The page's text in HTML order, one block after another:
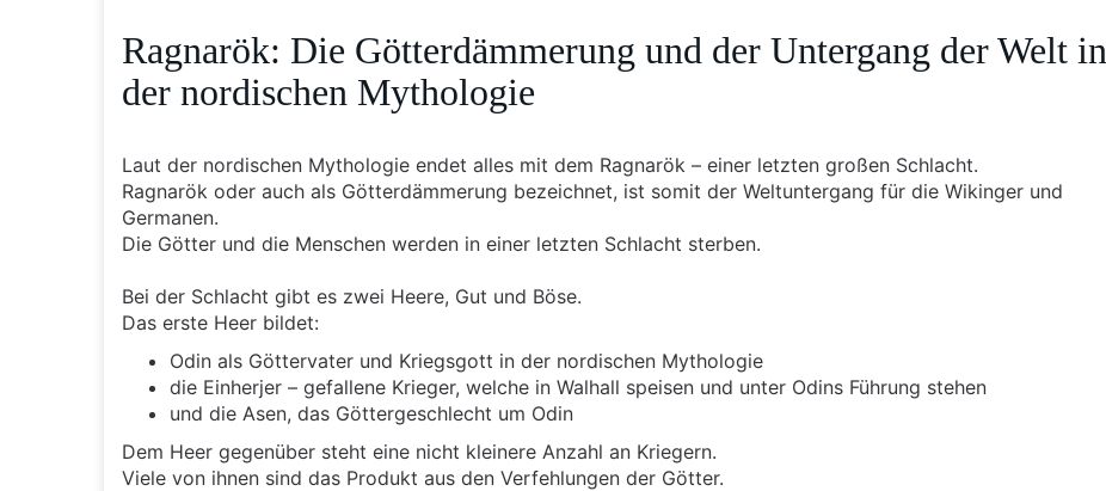
Ragnarök: Die Götterdämmerung und der Untergang der Welt in
der nordischen Mythologie
Laut der nordischen Mythologie endet alles mit dem Ragnarök – einer letzten großen Schlacht.
Ragnarök oder auch als Götterdämmerung bezeichnet, ist somit der Weltuntergang für die Wikinger und
Germanen.
Die Götter und die Menschen werden in einer letzten Schlacht sterben.
Bei der Schlacht gibt es zwei Heere, Gut und Böse.
Das erste Heer bildet:
Odin als Göttervater und Kriegsgott in der nordischen Mythologie
die Einherjer – gefallene Krieger, welche in Walhall speisen und unter Odins Führung stehen
und die Asen, das Göttergeschlecht um Odin
Dem Heer gegenüber steht eine nicht kleinere Anzahl an Kriegern.
Viele von ihnen sind das Produkt aus den Verfehlungen der Götter.